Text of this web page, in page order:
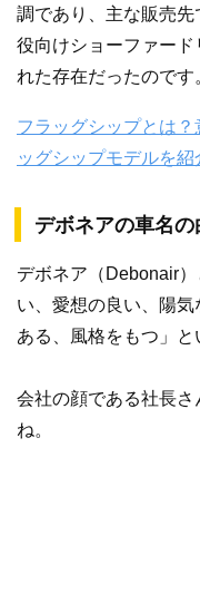
調であり、主な販売
役向けショーファー
れた存在だったのです
フラッグシップとは
ッグシップモデルを紹
デボネアの車名の
デボネア（Debonair
い、愛想の良い、陽
ある、風格をもつ」と
会社の顔である社長
ね。